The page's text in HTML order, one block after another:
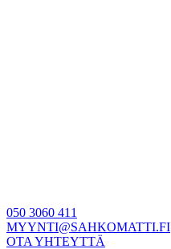
050 3060 411
MYYNTI@SAHKOMATTI.FI
OTA YHTEYTTÄ